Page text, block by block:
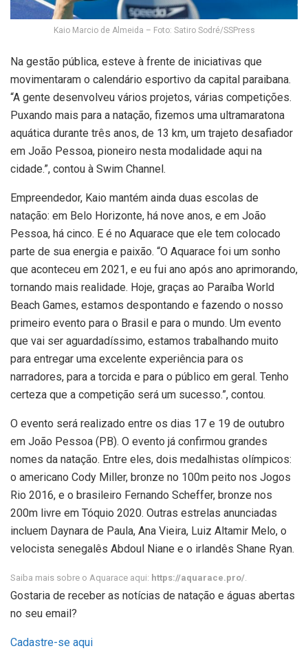
Kaio Marcio de Almeida – Foto: Satiro Sodré/SSPress
Na gestão pública, esteve à frente de iniciativas que
movimentaram o calendário esportivo da capital paraibana.
“A gente desenvolveu vários projetos, várias competições.
Puxando mais para a natação, fizemos uma ultramaratona
aquática durante três anos, de 13 km, um trajeto desafiador
em João Pessoa, pioneiro nesta modalidade aqui na
cidade.”, contou à Swim Channel.
Empreendedor, Kaio mantém ainda duas escolas de
natação: em Belo Horizonte, há nove anos, e em João
Pessoa, há cinco. E é no Aquarace que ele tem colocado
parte de sua energia e paixão. “O Aquarace foi um sonho
que aconteceu em 2021, e eu fui ano após ano aprimorando,
tornando mais realidade. Hoje, graças ao Paraíba World
Beach Games, estamos despontando e fazendo o nosso
primeiro evento para o Brasil e para o mundo. Um evento
que vai ser aguardadíssimo, estamos trabalhando muito
para entregar uma excelente experiência para os
narradores, para a torcida e para o público em geral. Tenho
certeza que a competição será um sucesso.”, contou.
O evento será realizado entre os dias 17 e 19 de outubro
em João Pessoa (PB). O evento já confirmou grandes
nomes da natação. Entre eles, dois medalhistas olímpicos:
o americano Cody Miller, bronze no 100m peito nos Jogos
Rio 2016, e o brasileiro Fernando Scheffer, bronze nos
200m livre em Tóquio 2020. Outras estrelas anunciadas
incluem Daynara de Paula, Ana Vieira, Luiz Altamir Melo, o
velocista senegalês Abdoul Niane e o irlandês Shane Ryan.
Saiba mais sobre o Aquarace aqui: https://aquarace.pro/.
Gostaria de receber as notícias de natação e águas abertas
no seu email?
Cadastre-se aqui